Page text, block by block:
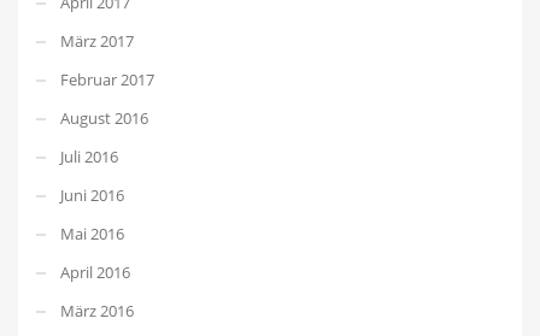
März 2017
Februar 2017
August 2016
Juli 2016
Juni 2016
Mai 2016
April 2016
März 2016